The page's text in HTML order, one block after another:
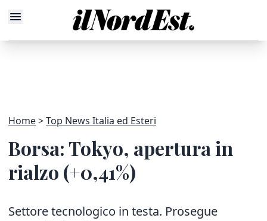
Home Top News Italia ed Esteri
Borsa: Tokyo, apertura in
rialzo (+0,41%)
Settore tecnologico in testa. Prosegue